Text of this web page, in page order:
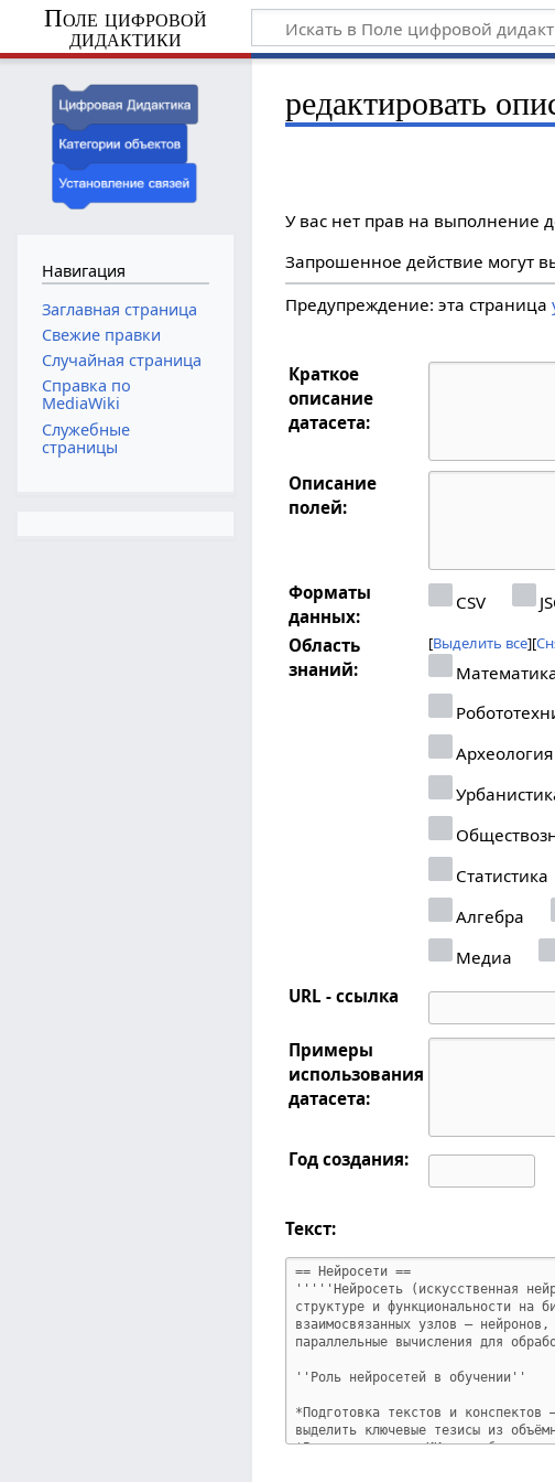
Поле цифровой
дидактики
редактировать
У вас нет прав на выполнение
Запрошенное действие могут
Предупреждение: эта страница
Краткое
описание
датасета:
Описание
полей:
Форматы
данных:
CSV
Область
знаний:
Выделить все
Археология
Статистика
Алгебра
Медиа
URL - ссылка
Примеры
использования
датасета:
Год создания:
Текст:
Навигация
Заглавная страница
Свежие правки
Случайная страница
Справка по
MediaWiki
Служебные
страницы